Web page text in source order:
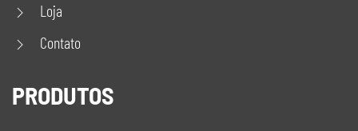
Loja
Contato
PRODUTOS